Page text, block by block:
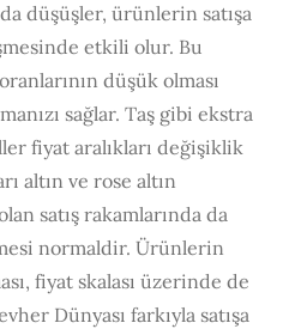
düşüşler, ürünlerin satışa
etkili olur. Bu
düşük olması
sağlar. Taş gibi ekstra
fiyat aralıkları değişiklik
altın ve rose altın
satış rakamlarında da
normaldir. Ürünlerin
fiyat skalası üzerinde de
Dünyası farkıyla satışa